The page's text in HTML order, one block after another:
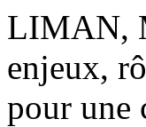
LIMAN,
enjeux,
pour une